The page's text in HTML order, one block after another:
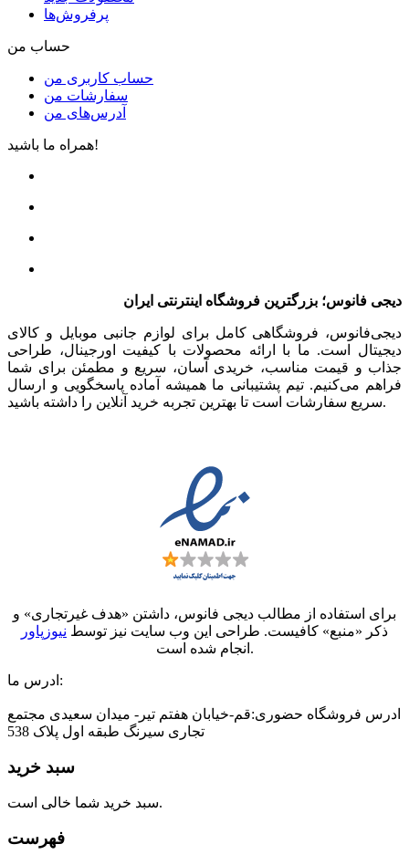
پرفروش‌ها
حساب من
حساب کاربری من
سفارشات من
آدرس‌های من
همراه ما باشید!
دیجی فانوس؛ بزرگترین فروشگاه اینترنتی ایران
دیجی‌فانوس، فروشگاهی کامل برای لوازم جانبی موبایل و کالای
دیجیتال است. ما با ارائه محصولات با کیفیت اورجینال، طراحی
جذاب و قیمت مناسب، خریدی آسان، سریع و مطمئن برای شما
فراهم می‌کنیم. تیم پشتیبانی ما همیشه آماده پاسخگویی و ارسال
سریع سفارشات است تا بهترین تجربه خرید آنلاین را داشته باشید.
برای استفاده از مطالب دیجی فانوس، داشتن «هدف غیرتجاری» و
ذکر «منبع» کافیست. طراحی این وب سایت نیز توسط نیوزپاور
انجام شده است.
ادرس ما:
ادرس فروشگاه حضوری:قم-خیابان هفتم تیر- میدان سعیدی مجتمع
تجاری سیرنگ طبقه اول پلاک 538
سبد خرید
سبد خرید شما خالی است.
فهرست